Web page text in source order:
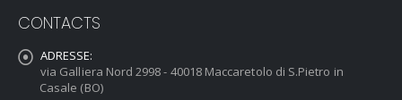
CONTACTS
ADRESSE:
via Galliera Nord 2998 - 40018 Maccaretolo di S.Pietro in
Casale (BO)